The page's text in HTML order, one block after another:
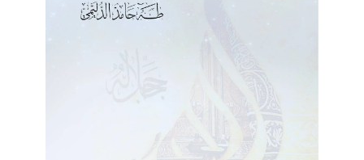
تفقد الامريكان لمعسكرهم السابق في خانقين والتي هي مركز
تصريح بولتن ان امريكا لن تخرج من العراق.
زيارة ظريف للعشائر الشيعية وبقائه خمسة ايام بينهم ماهي الا